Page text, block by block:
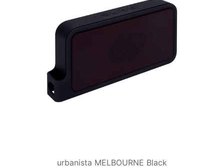
urbanista MELBOURNE Black